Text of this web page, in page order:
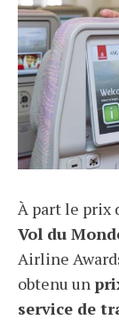
À part le prix
Vol du
Airline
obtenu un
service de